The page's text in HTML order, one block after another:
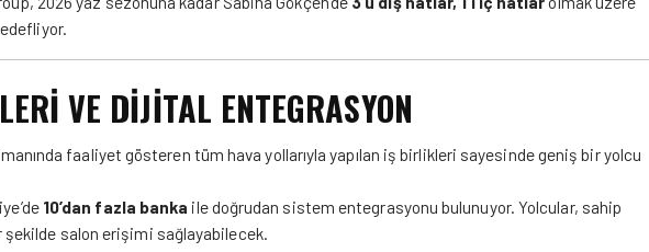
VE DİJİTAL ENTEGRASYON
faaliyet gösteren tüm hava yollarıyla yapılan iş birlikleri sayesinde geniş bir yolcu
10’dan fazla banka ile doğrudan sistem entegrasyonu bulunuyor. Yolcular, sahip
şekilde salon erişimi sağlayabilecek.